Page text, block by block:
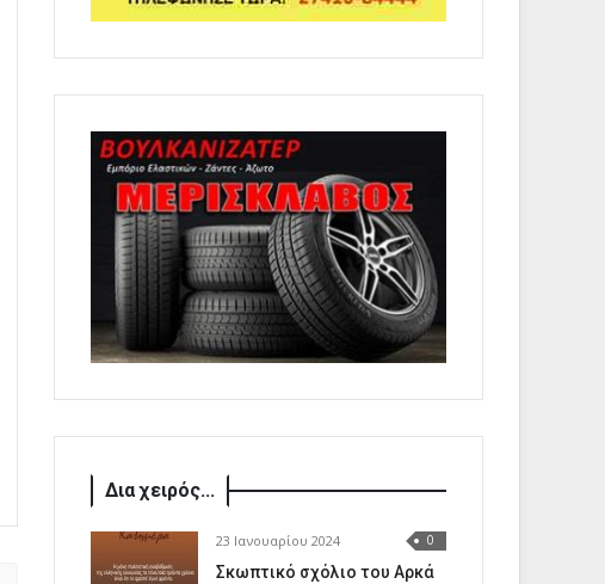
Δια χειρός...
23 Ιανουαρίου 2024 0
Σκωπτικό σχόλιο του Αρκά